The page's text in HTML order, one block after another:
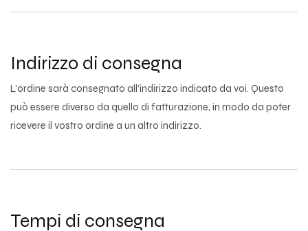
Indirizzo di consegna
L'ordine sarà consegnato all’indirizzo indicato da voi. Questo
può essere diverso da quello di fatturazione, in modo da poter
ricevere il vostro ordine a un altro indirizzo.
Tempi di consegna